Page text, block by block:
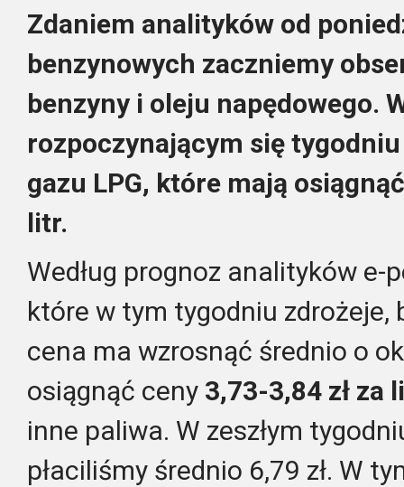
Zdaniem analityków od
benzynowych zaczniemy
benzyny i oleju napędowego.
rozpoczynającym się
gazu LPG, które mają
litr.
Według prognoz analityków e-
które w tym tygodniu zdrożeje,
cena ma wzrosnąć średnio o
osiągnąć ceny 3,73-3,84 zł za
inne paliwa. W zeszłym
płaciliśmy średnio 6,79 zł. W